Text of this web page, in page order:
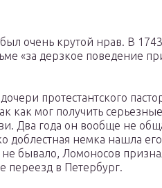
очень крутой нрав. В
«за дерзкое поведение
протестантского
как мог получить
Два года он вообще не
доблестная немка нашла
бывало, Ломоносов
переезд в Петербург.